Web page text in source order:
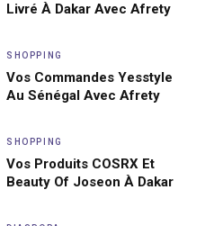
Livré À Dakar Avec Afrety
SHOPPING
Vos Commandes Yesstyle
Au Sénégal Avec Afrety
SHOPPING
Vos Produits COSRX Et
Beauty Of Joseon À Dakar